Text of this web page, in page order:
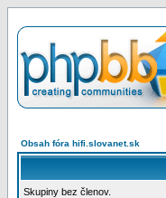
Obsah fóra hifi.slovanet.sk
Skupiny bez členov.